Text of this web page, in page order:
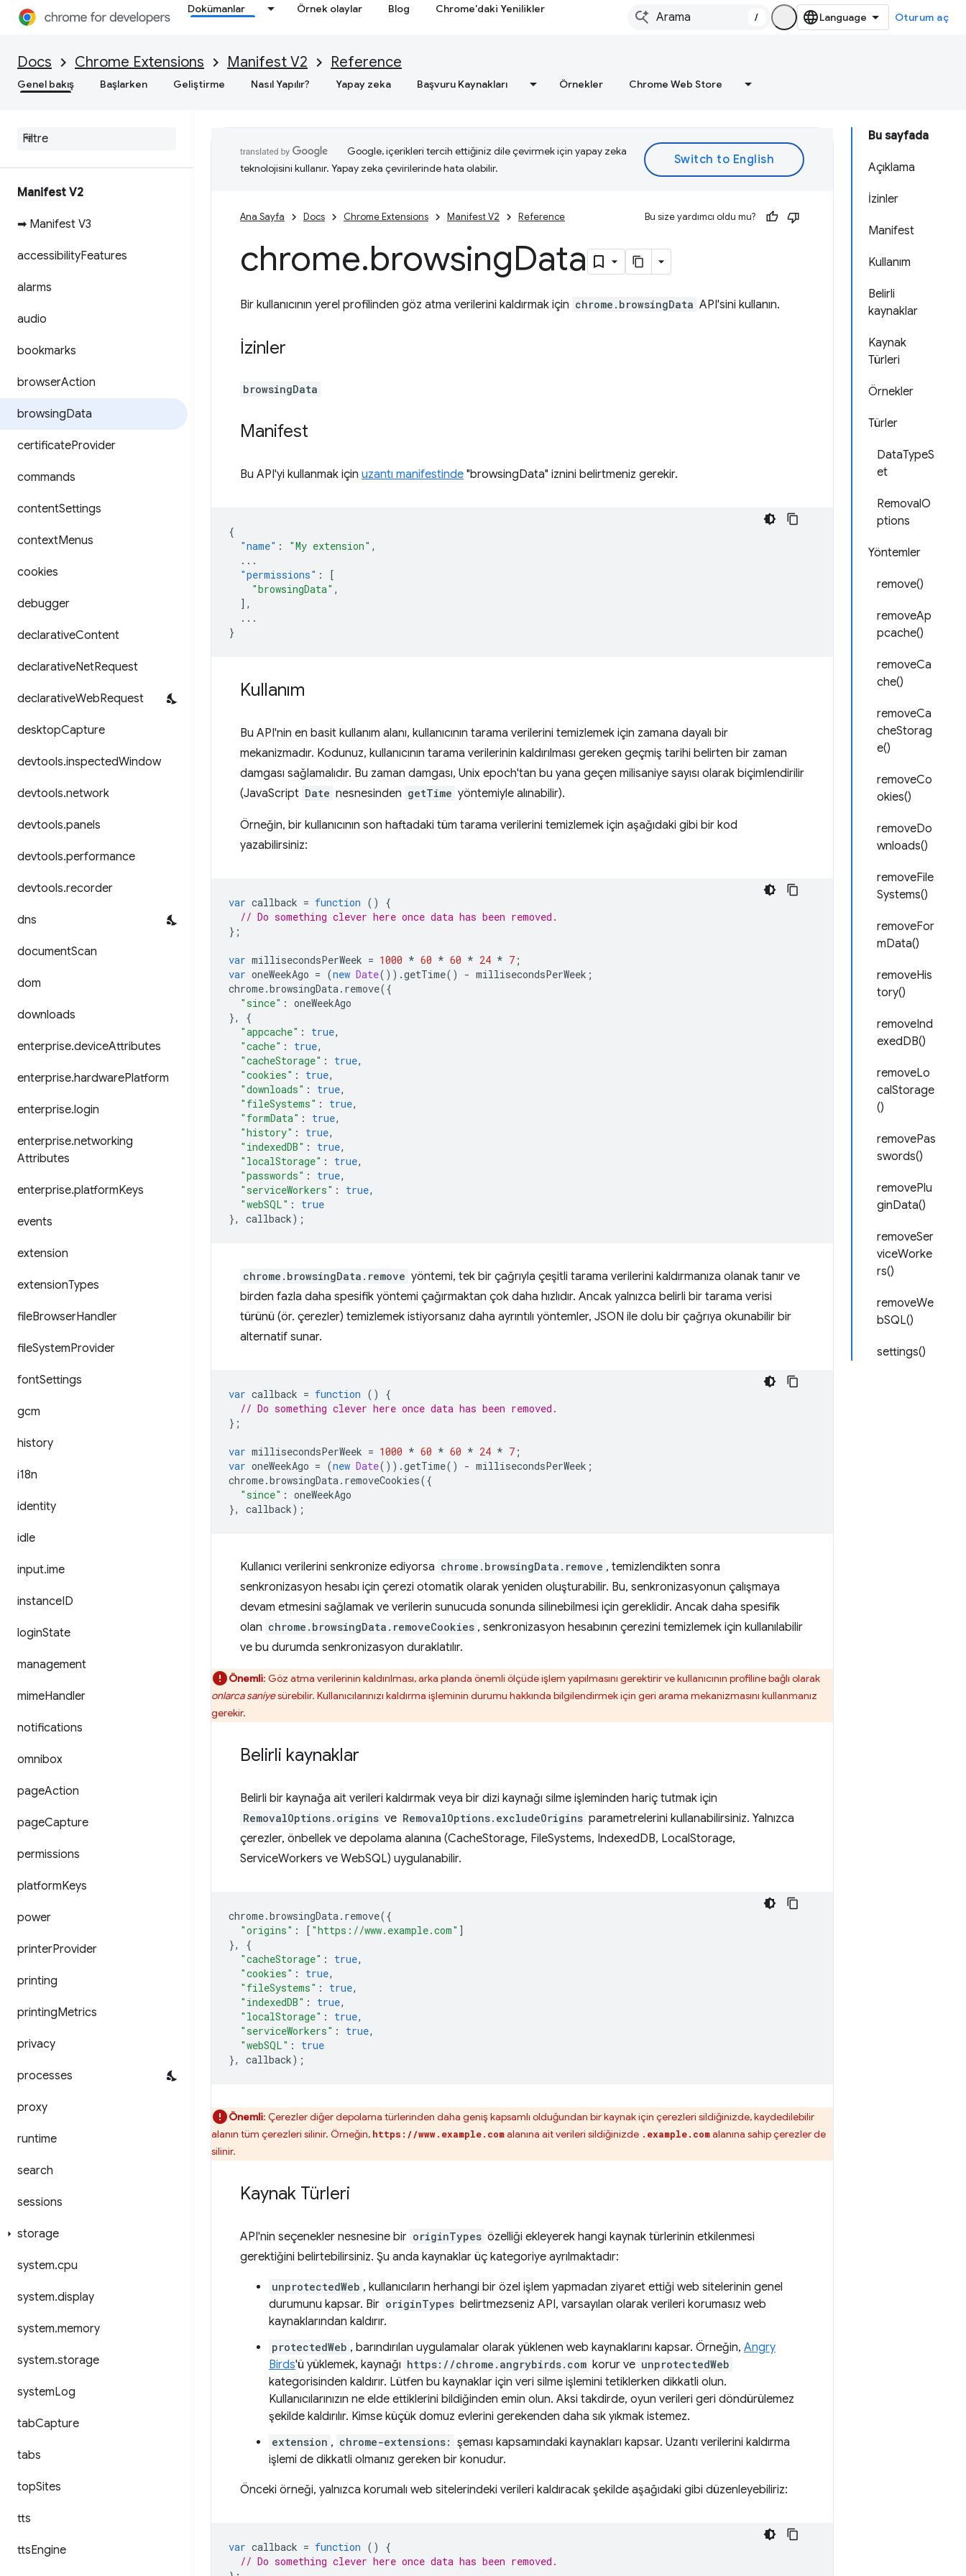
Dokümanlar Örnek olaylar Blog Chrome'daki Yenilikler
/ Oturum aç
Docs Chrome Extensions Manifest V2 Reference
Genel bakış Başlarken Geliştirme Nasıl Yapılır? Yapay zeka Başvuru Kaynakları Örnekler Chrome Web Store
Manifest V2
➡ Manifest V3
accessibilityFeatures
alarms
audio
bookmarks
browserAction
browsingData
certificateProvider
commands
contentSettings
contextMenus
cookies
debugger
declarativeContent
declarativeNetRequest
declarativeWebRequest
desktopCapture
devtools.inspectedWindow
devtools.network
devtools.panels
devtools.performance
devtools.recorder
dns
documentScan
dom
downloads
enterprise.deviceAttributes
enterprise.hardwarePlatform
enterprise.login
enterprise.networking
Attributes
enterprise.platformKeys
events
extension
extensionTypes
fileBrowserHandler
fileSystemProvider
fontSettings
gcm
history
i18n
identity
idle
input.ime
instanceID
loginState
management
mimeHandler
notifications
omnibox
pageAction
pageCapture
permissions
platformKeys
power
printerProvider
printing
printingMetrics
privacy
processes
proxy
runtime
search
sessions
storage
system.cpu
system.display
system.memory
system.storage
systemLog
tabCapture
tabs
topSites
tts
ttsEngine
Bu sayfada
Açıklama
İzinler
Manifest
Kullanım
Belirli
kaynaklar
Kaynak
Türleri
Örnekler
Türler
DataTypeS
et
RemovalO
ptions
Yöntemler
remove()
removeAp
pcache()
removeCa
che()
removeCa
cheStorag
e()
removeCo
okies()
removeDo
wnloads()
removeFile
Systems()
removeFor
mData()
removeHis
tory()
removeInd
exedDB()
removeLo
calStorage
()
removePas
swords()
removePlu
ginData()
removeSer
viceWorke
rs()
removeWe
bSQL()
settings()
Google, içerikleri tercih ettiğiniz dile çevirmek için yapay zeka
teknolojisini kullanır. Yapay zeka çevirilerinde hata olabilir.
Ana Sayfa Docs Chrome Extensions Manifest V2 Reference Bu size yardımcı oldu mu?
chrome.browsingData
Bir kullanıcının yerel profilinden göz atma verilerini kaldırmak için chrome.browsingData API'sini kullanın.
İzinler
browsingData
Manifest
Bu API'yi kullanmak için uzantı manifestinde "browsingData" iznini belirtmeniz gerekir.
{
"name" : "My extension" ,
...
"permissions" :
[
"browsingData" ,
],
...
}
Kullanım
Bu API'nin en basit kullanım alanı, kullanıcının tarama verilerini temizlemek için zamana dayalı bir
mekanizmadır. Kodunuz, kullanıcının tarama verilerinin kaldırılması gereken geçmiş tarihi belirten bir zaman
damgası sağlamalıdır. Bu zaman damgası, Unix epoch'tan bu yana geçen milisaniye sayısı olarak biçimlendirilir
(JavaScript Date nesnesinden getTime yöntemiyle alınabilir).
Örneğin, bir kullanıcının son haftadaki tüm tarama verilerini temizlemek için aşağıdaki gibi bir kod
yazabilirsiniz:
var callback = function ()
{
// Do something clever here once data has been removed.
};
var millisecondsPerWeek = 1000 * 60 * 60 * 24 * 7 ;
var oneWeekAgo = (new Date()).getTime() - millisecondsPerWeek ;
chrome.browsingData. remove({
"since" : oneWeekAgo
},
{
"appcache" : true,
"cache" : true,
"cacheStorage" : true,
"cookies" : true,
"downloads" : true,
"fileSystems" : true,
"formData" : true,
"history" : true,
"indexedDB" : true,
"localStorage" : true,
"passwords" : true,
"serviceWorkers" : true,
"webSQL" :
true
},
callback);
chrome.browsingData.remove yöntemi, tek bir çağrıyla çeşitli tarama verilerini kaldırmanıza olanak tanır ve
birden fazla daha spesifik yöntemi çağırmaktan çok daha hızlıdır. Ancak yalnızca belirli bir tarama verisi
türünü (ör. çerezler) temizlemek istiyorsanız daha ayrıntılı yöntemler, JSON ile dolu bir çağrıya okunabilir bir
alternatif sunar.
var callback = function ()
{
// Do something clever here once data has been removed.
};
var millisecondsPerWeek = 1000 * 60 * 60 * 24 * 7 ;
var oneWeekAgo = (new Date()).getTime() - millisecondsPerWeek ;
chrome.browsingData. removeCookies({
"since" : oneWeekAgo
},
callback);
Kullanıcı verilerini senkronize ediyorsa chrome.browsingData.remove , temizlendikten sonra
senkronizasyon hesabı için çerezi otomatik olarak yeniden oluşturabilir. Bu, senkronizasyonun çalışmaya
devam etmesini sağlamak ve verilerin sunucuda sonunda silinebilmesi için gereklidir. Ancak daha spesifik
olan chrome.browsingData.removeCookies , senkronizasyon hesabının çerezini temizlemek için kullanılabilir
ve bu durumda senkronizasyon duraklatılır.
Önemli: Göz atma verilerinin kaldırılması, arka planda önemli ölçüde işlem yapılmasını gerektirir ve kullanıcının profiline bağlı olarak
onlarca saniyesürebilir. Kullanıcılarınızı kaldırma işleminin durumu hakkında bilgilendirmek için geri arama mekanizmasını kullanmanız
gerekir.
Belirli kaynaklar
Belirli bir kaynağa ait verileri kaldırmak veya bir dizi kaynağı silme işleminden hariç tutmak için
RemovalOptions.origins ve RemovalOptions.excludeOrigins parametrelerini kullanabilirsiniz. Yalnızca
çerezler, önbellek ve depolama alanına (CacheStorage, FileSystems, IndexedDB, LocalStorage,
ServiceWorkers ve WebSQL) uygulanabilir.
chrome.browsingData. remove({
"origins" : [ "https://www.example.com" ]
},
{
"cacheStorage" : true,
"cookies" : true,
"fileSystems" : true,
"indexedDB" : true,
"localStorage" : true,
"serviceWorkers" : true,
"webSQL" :
true
},
callback);
Önemli: Çerezler diğer depolama türlerinden daha geniş kapsamlı olduğundan bir kaynak için çerezleri sildiğinizde, kaydedilebilir
alanın tüm çerezleri silinir. Örneğin, https://www.example.comalanına ait verileri sildiğinizde .example.comalanına sahip çerezler de
silinir.
Kaynak Türleri
API'nin seçenekler nesnesine bir originTypes özelliği ekleyerek hangi kaynak türlerinin etkilenmesi
gerektiğini belirtebilirsiniz. Şu anda kaynaklar üç kategoriye ayrılmaktadır:
unprotectedWeb , kullanıcıların herhangi bir özel işlem yapmadan ziyaret ettiği web sitelerinin genel
durumunu kapsar. Bir originTypes belirtmezseniz API, varsayılan olarak verileri korumasız web
kaynaklarından kaldırır.
protectedWeb , barındırılan uygulamalar olarak yüklenen web kaynaklarını kapsar. Örneğin, Angry
Birds'ü yüklemek, kaynağı https://chrome.angrybirds.com korur ve unprotectedWeb
kategorisinden kaldırır. Lütfen bu kaynaklar için veri silme işlemini tetiklerken dikkatli olun.
Kullanıcılarınızın ne elde ettiklerini bildiğinden emin olun. Aksi takdirde, oyun verileri geri döndürülemez
şekilde kaldırılır. Kimse küçük domuz evlerini gerekenden daha sık yıkmak istemez.
extension , chrome-extensions: şeması kapsamındaki kaynakları kapsar. Uzantı verilerini kaldırma
işlemi de dikkatli olmanız gereken bir konudur.
Önceki örneği, yalnızca korumalı web sitelerindeki verileri kaldıracak şekilde aşağıdaki gibi düzenleyebiliriz:
var callback = function ()
{
// Do something clever here once data has been removed.